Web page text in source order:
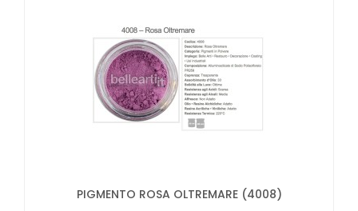
PIGMENTO ROSA OLTREMARE (4008)